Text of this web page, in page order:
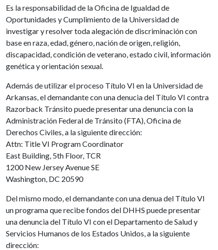
Es la responsabilidad de la Oficina de Igualdad de
Oportunidades y Cumplimiento de la Universidad de
investigar y resolver toda alegación de discriminación con
base en raza, edad, género, nación de origen, religión,
discapacidad, condición de veterano, estado civil, información
genética y orientación sexual.
Además de utilizar el proceso Título VI en la Universidad de
Arkansas, el demandante con una denucia del Título VI contra
Razorback Tránsito puede presentar una denuncia con la
Administración Federal de Tránsito (FTA), Oficina de
Derechos Civiles, a la siguiente dirección:
Attn: Title VI Program Coordinator
East Building, 5th Floor, TCR
1200 New Jersey Avenue SE
Washington, DC 20590
Del mismo modo, el demandante con una denua del Título VI
un programa que recibe fondos del DHHS puede presentar
una denuncia del Título VI con el Departamento de Salud y
Servicios Humanos de los Estados Unidos, a la siguiente
dirección: